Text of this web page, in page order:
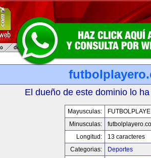
El dueño de este dominio lo
Mayusculas:
Minusculas:
Longitud:
13 caracteres
Categorias:
Deportes